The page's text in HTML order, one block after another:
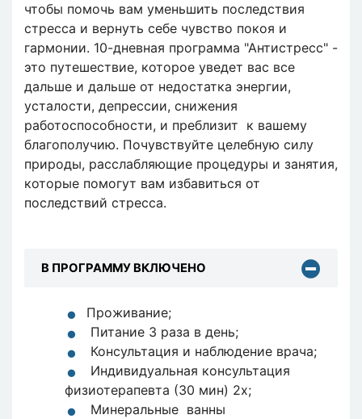
чтобы помочь вам уменьшить последствия
стресса и вернуть себе чувство покоя и
гармонии. 10-дневная программа "Антистресс" -
это путешествие, которое уведет вас все
дальше и дальше от недостатка энергии,
усталости, депрессии, снижения
работоспособности, и преблизит к вашему
благополучию. Почувствуйте целебную силу
природы, расслабляющие процедуры и занятия,
которые помогут вам избавиться от
последствий стресса.
В ПРОГРАММУ ВКЛЮЧЕНО
Проживание;
Питание 3 раза в день;
Консультация и наблюдение врача;
Индивидуальная консультация
физиотерапевта (30 мин) 2х;
Минеральные ванны